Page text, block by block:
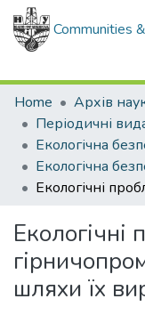
Communities
Home
Екологічні
шляхи їх